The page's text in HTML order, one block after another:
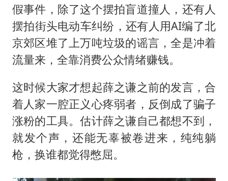
假事件，除了这个摆拍盲道撞人，还有人
摆拍街头电动车纠纷，还有人用AI编了北
京郊区堆了上万吨垃圾的谣言，全是冲着
流量来，全靠消费公众情绪赚钱。
这时候大家才想起薛之谦之前的发言，合
着人家一腔正义心疼弱者，反倒成了骗子
涨粉的工具。估计薛之谦自己都想不到，
就发个声，还能无辜被卷进来，纯纯躺
枪，换谁都觉得憋屈。